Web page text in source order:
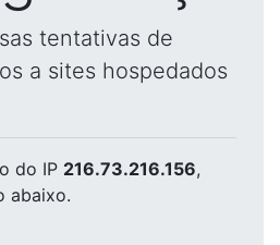
tentativas de
a sites hospedados
do IP 216.73.216.156,
abaixo.